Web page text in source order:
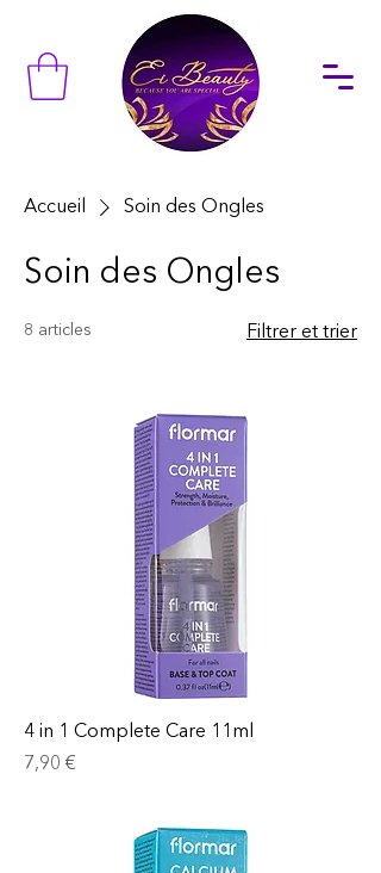
Accueil Soin des Ongles
Soin des Ongles
8 articles Filtrer et trier
4 in 1 Complete Care 11ml
Prix
7,90 €